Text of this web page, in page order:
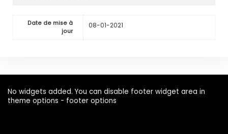
Date de mise à
jour
08-01-2021
No widgets added. You can disable footer widget area in
theme options - footer options